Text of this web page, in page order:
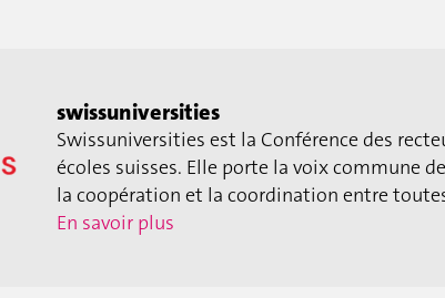
swissuniversities
Swissuniversities est la Conférence des
écoles suisses. Elle porte la voix commune
la coopération et la coordination entre
En savoir plus